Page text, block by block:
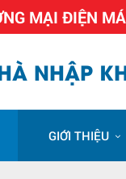
MẠI ĐIỆN
NHẬP
GIỚI THIỆU